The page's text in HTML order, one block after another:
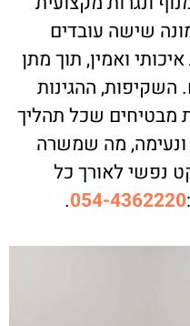
שישה עובדים
ואמין, תוך מתן
השקיפות, ההגינות
מבטיחים שכל תהליך
ונעימה, מה שמשרה
נפשי לאורך כל
054-4362220
.